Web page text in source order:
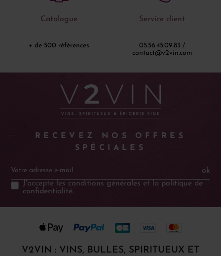
Catalogue
+ de 500 références
Service client
05.56.45.09.83 /
contact@v2vin.com
RECEVEZ NOS OFFRES
SPÉCIALES
ok
J'accepte les conditions générales et la politique de
confidentialité.
V2VIN : VINS, BULLES, SPIRITUEUX ET